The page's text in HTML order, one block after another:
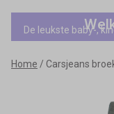
broek
Maxwel
De leukste baby-,
Home Carsjeans